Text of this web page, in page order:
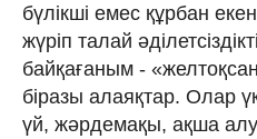
бүлікші емес құрбан
жүріп талай
байқағаным -
біразы алаяқтар. Олар
үй, жәрдемақы, ақша алу